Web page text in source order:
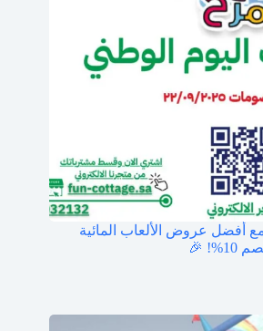
أفضل عروض الألعاب المائية
🎉